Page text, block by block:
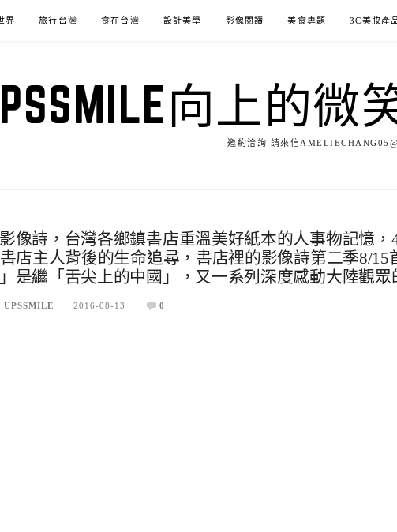
界 旅行台灣 食在台灣 設計美學 影像閱讀 美食專題 3C美妝產
向上的
邀約洽詢 請來信
像詩，台灣各鄉鎮書店重溫美好紙本的人事物記憶，
店主人背後的生命追尋，書店裡的影像詩第二季8/15
是繼「舌尖上的中國」，又一系列深度感動大陸觀眾
UPSSMILE 2016-08-13 0